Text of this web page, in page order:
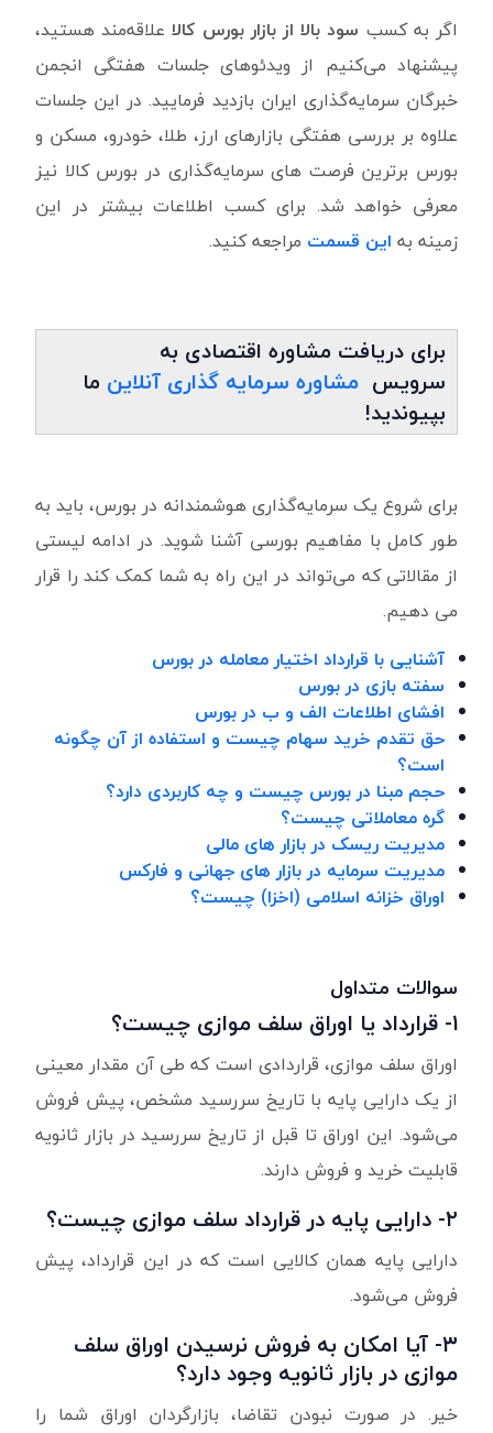
اگر به کسب سود بالا از بازار بورس کالاعلاقه‌مند هستید،
پیشنهاد می‌کنیم از ویدئوهای جلسات هفتگی انجمن
خبرگان سرمایه‌گذاری ایران بازدید فرمایید. در این جلسات
علاوه بر بررسی هفتگی بازارهای ارز، طلا، خودرو، مسکن و
بورس برترین فرصت های سرمایه‌گذاری در بورس کالا نیز
معرفی خواهد شد. برای کسب اطلاعات بیشتر در این
زمینه به این قسمت مراجعه کنید.
برای دریافت مشاوره اقتصادی به
سرویس مشاوره سرمایه گذاری آنلاین ما
بپیوندید!
برای شروع یک سرمایه‌گذاری هوشمندانه در بورس، باید به
طور کامل با مفاهیم بورسی آشنا شوید. در ادامه لیستی
از مقالاتی که می‌تواند در این راه به شما کمک کند را قرار
می دهیم.
آشنایی با قرارداد اختیار معامله در بورس
سفته بازی در بورس
افشای اطلاعات الف و ب در بورس
حق تقدم خرید سهام چیست و استفاده از آن چگونه
است؟
حجم مبنا در بورس چیست و چه کاربردی دارد؟
گره معاملاتی چیست؟
مدیریت ریسک در بازار های مالی
مدیریت سرمایه در بازار های جهانی و فارکس
اوراق خزانه اسلامی (اخزا) چیست؟
سوالات متداول
۱- قرارداد یا اوراق سلف موازی چیست؟
اوراق سلف موازی، قراردادی است که طی آن مقدار معینی
از یک دارایی پایه با تاریخ سررسید مشخص، پیش فروش
می‌شود. این اوراق تا قبل از تاریخ سررسید در بازار ثانویه
قابلیت خرید و فروش دارند.
۲- دارایی پایه در قرارداد سلف موازی چیست؟
دارایی پایه همان کالایی است که در این قرارداد، پیش
فروش می‌شود.
۳- آیا امکان به فروش نرسیدن اوراق سلف
موازی در بازار ثانویه وجود دارد؟
خیر. در صورت نبودن تقاضا، بازارگردان اوراق شما را